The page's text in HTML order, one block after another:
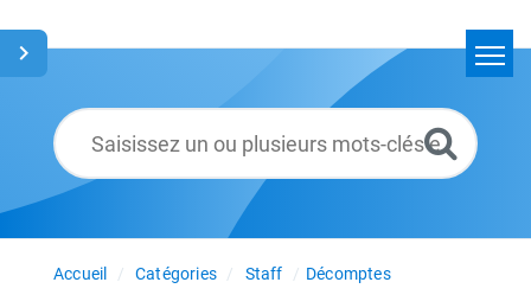
Glossaire
Français
Accueil
Catégories Staff Décomptes